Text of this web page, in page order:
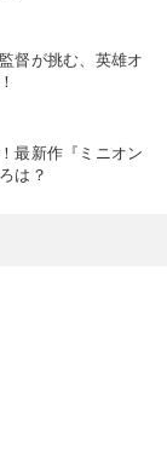
督が挑む、英雄オ
最新作『ミニオン
は？